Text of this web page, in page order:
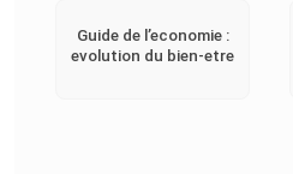
Guide de l’economie :
evolution du bien-etre